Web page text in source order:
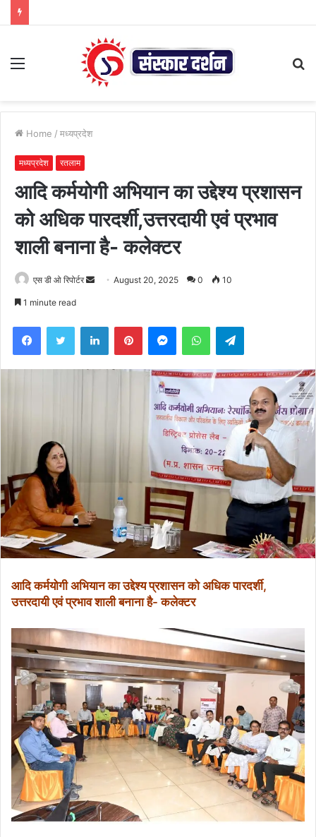
Menu
Home / मध्यप्रदेश
मध्यप्रदेश रतलाम
आदि कर्मयोगी अभियान का उद्देश्य प्रशासन
को अधिक पारदर्शी,उत्तरदायी एवं प्रभाव
शाली बनाना है- कलेक्टर
एस डी ओ रिपोर्टर
Send August 20, 2025 0 10
1 minute read
FacebookTwitter LinkedInPinterestMessengerWhatsAppTelegram
आदि कर्मयोगी अभियान का उद्देश्य प्रशासन को अधिक पारदर्शी,
उत्तरदायी एवं प्रभाव शाली बनाना है- कलेक्टर